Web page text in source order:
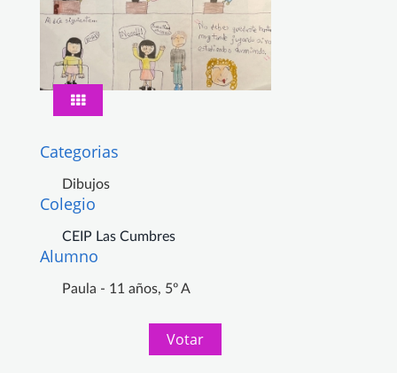
Categorias
Dibujos
Colegio
CEIP Las Cumbres
Alumno
Paula - 11 años, 5º A
Votar